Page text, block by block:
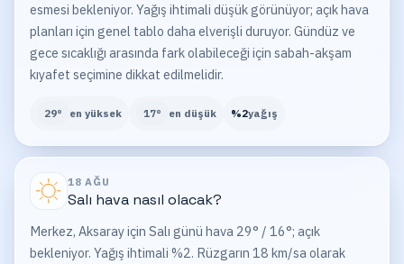
esmesi bekleniyor. Yağış ihtimali düşük görünüyor; açık hava
planları için genel tablo daha elverişli duruyor. Gündüz ve
gece sıcaklığı arasında fark olabileceği için sabah-akşam
kıyafet seçimine dikkat edilmelidir.
29° en yüksek 17° en düşük %2yağış
18 AĞU
Salı hava nasıl olacak?
Merkez, Aksaray için Salı günü hava 29° / 16°; açık
bekleniyor. Yağış ihtimali %2. Rüzgarın 18 km/sa olarak